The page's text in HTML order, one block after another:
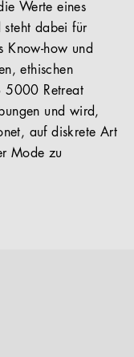
Werte eines
steht dabei für
Know-how und
ethischen
5000 Retreat
und wird,
auf diskrete Art
Mode zu